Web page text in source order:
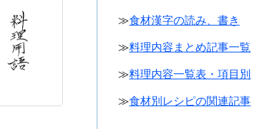
≫食材漢字の読み、書き
≫料理内容まとめ記事一覧
≫料理内容一覧表・項目別
≫食材別レシピの関連記事